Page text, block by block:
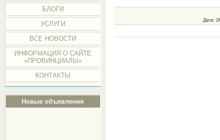
БЛОГИ
УСЛУГИ
ВСЕ НОВОСТИ
ИНФОРМАЦИЯ О САЙТЕ
«ПРОВИНЦИАЛЫ»
КОНТАКТЫ
Новые объявления
Дата: